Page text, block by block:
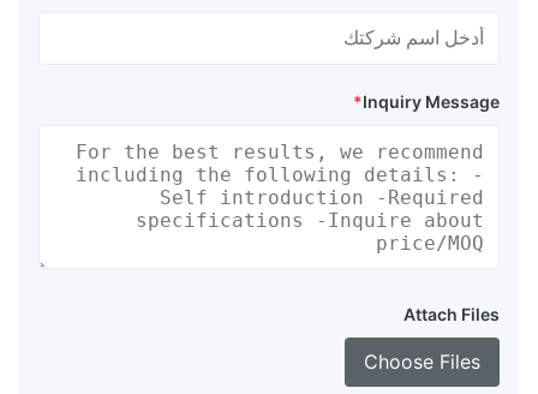
Inquiry Message
*
Attach Files
Choose Files